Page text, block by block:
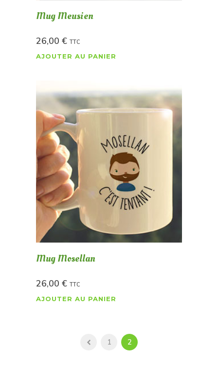
Mug Meusien
26,00 € TTC
AJOUTER AU PANIER
Mug Mosellan
26,00 € TTC
AJOUTER AU PANIER
1 2